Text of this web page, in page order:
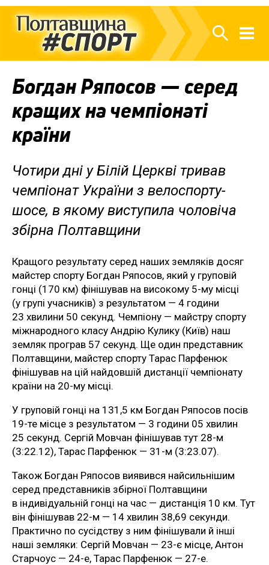
Богдан Ряпосов — серед
кращих на чемпіонаті
країни
Чотири дні у Білій Церкві тривав
чемпіонат України з велоспорту-
шосе, в якому виступила чоловіча
збірна Полтавщини
Кращого результату серед наших земляків досяг
майстер спорту Богдан Ряпосов, який у груповій
гонці (170 км) фінішував на високому 5-му місці
(у групі учасників) з результатом — 4 години
23 хвилини 50 секунд. Чемпіону — майстру спорту
міжнародного класу Андрію Кулику (Київ) наш
земляк програв 57 секунд. Ще один представник
Полтавщини, майстер спорту Тарас Парфенюк
фінішував на цій найдовшій дистанції чемпіонату
країни на 20-му місці.
У груповій гонці на 131,5 км Богдан Ряпосов посів
19-те місце з результатом — 3 години 05 хвилин
25 секунд. Сергій Мовчан фінішував тут 28-м
(3:22.12), Тарас Парфенюк — 31-м (3:23.07).
Також Богдан Ряпосов виявився найсильнішим
серед представників збірної Полтавщини
в індивідуальній гонці на час — дистанція 10 км. Тут
він фінішував 22-м — 14 хвилин 38,69 секунди.
Практично по сусідству з ним фінішували й інші
наші земляки: Сергій Мовчан — 23-є місце, Антон
Старчоус — 24-е, Тарас Парфенюк — 27-е.